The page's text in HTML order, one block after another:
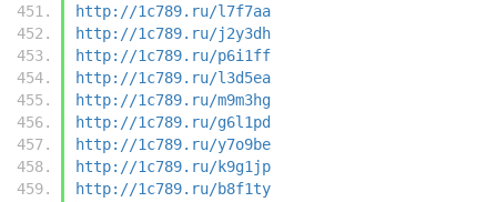
http://1c789.ru/l7f7aa
http://1c789.ru/j2y3dh
http://1c789.ru/p6i1ff
http://1c789.ru/l3d5ea
http://1c789.ru/m9m3hg
http://1c789.ru/g6l1pd
http://1c789.ru/y7o9be
http://1c789.ru/k9g1jp
http://1c789.ru/b8f1ty